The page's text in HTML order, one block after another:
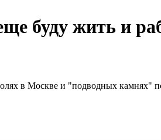
буду жить и
в Москве и "подводных камнях"